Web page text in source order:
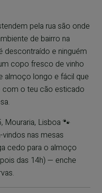
pela rua são onde
de bairro na
descontraído e ninguém
copo fresco de vinho
almoço longo e fácil que
o teu cão esticado
Mouraria, Lisboa 🐾
vindos nas mesas
cedo para o almoço
das 14h) — enche